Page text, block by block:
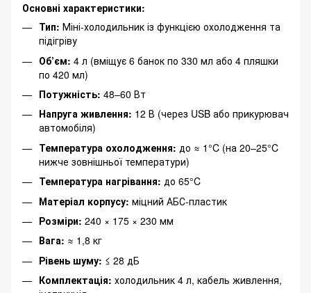
Основні характеристики:
Тип: Міні-холодильник із функцією охолодження та
підігріву
Об’єм: 4 л (вміщує 6 банок по 330 мл або 4 пляшки
по 420 мл)
Потужність: 48–60 Вт
Напруга живлення: 12 В (через USB або прикурювач
автомобіля)
Температура охолодження: до ≈ 1°C (на 20–25°C
нижче зовнішньої температури)
Температура нагрівання: до 65°C
Матеріал корпусу: міцний АБС-пластик
Розміри: 240 × 175 × 230 мм
Вага: ≈ 1,8 кг
Рівень шуму: ≤ 28 дБ
Комплектація: холодильник 4 л, кабель живлення,